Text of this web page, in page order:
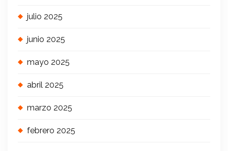
julio 2025
junio 2025
mayo 2025
abril 2025
marzo 2025
febrero 2025